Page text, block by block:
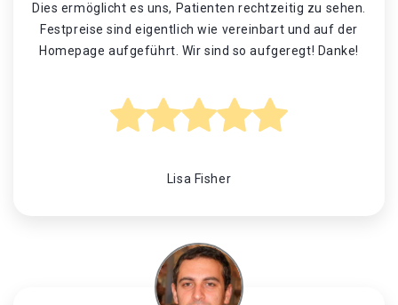
Dies ermöglicht es uns, Patienten rechtzeitig zu sehen.
Festpreise sind eigentlich wie vereinbart und auf der
Homepage aufgeführt. Wir sind so aufgeregt! Danke!
Lisa Fisher